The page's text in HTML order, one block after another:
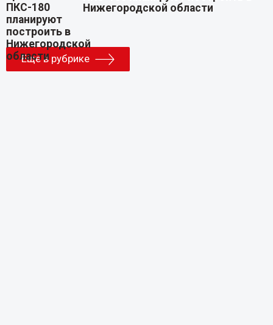
Нижегородской области
Еще в рубрике